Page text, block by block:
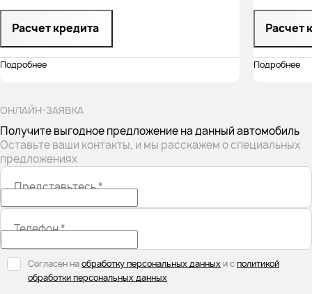
Расчет кредита
Подробнее
Расчет
Подробнее
ОНЛАЙН-ЗАЯВКА
Получите выгодное предложение на данный автомобиль
Оставьте ваши контакты, и мы расскажем о специальных
предложениях
Представьтесь*
Телефон*
Согласен наобработку персональных данных и сполитикой
обработки персональных данных